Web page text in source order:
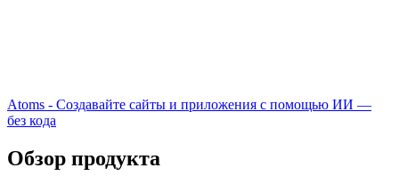
Atoms - Создавайте сайты и приложения с помощью ИИ —
без кода
Обзор продукта